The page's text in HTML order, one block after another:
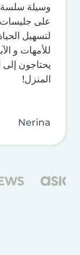
وسيلة سلسة
على
لتسهيل
للأمهات و
يحتاجون
المنزل!
Nerina